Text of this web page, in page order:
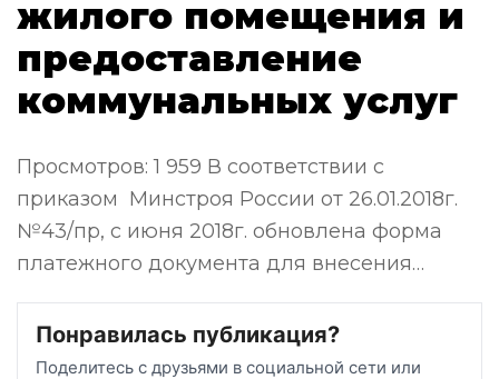
жилого помещения и
предоставление
коммунальных услуг
Просмотров: 1 959 В соответствии с
приказом Минстроя России от 26.01.2018г.
№43/пр, с июня 2018г. обновлена форма
платежного документа для внесения…
Понравилась публикация?
Поделитесь с друзьями в социальной сети или